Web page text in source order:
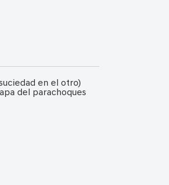
en el otro)
del parachoques